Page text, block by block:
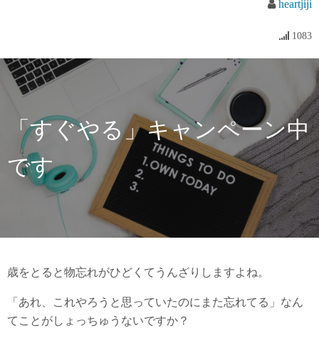
heartjiji
1083
「すぐやる」キャンペーン中
です
歳をとると物忘れがひどくてうんざりしますよね。
「あれ、これやろうと思っていたのにまた忘れてる」なん
てことがしょっちゅうないですか？